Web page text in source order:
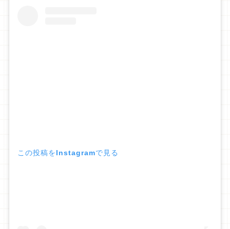
この投稿をInstagramで見る